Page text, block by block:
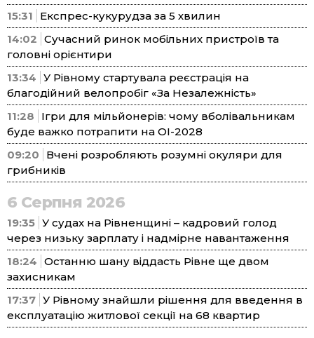
15:31
Експрес-кукурудза за 5 хвилин
14:02 Сучасний ринок мобільних пристроїв та
головні орієнтири
13:34 У Рівному стартувала реєстрація на
благодійний велопробіг «За Незалежність»
11:28
Ігри для мільйонерів: чому вболівальникам
буде важко потрапити на ОІ-2028
09:20
Вчені розробляють розумні окуляри для
грибників
6 Серпня 2026
19:35 У судах на Рівненщині – кадровий голод
через низьку зарплату і надмірне навантаження
18:24 Останню шану віддасть Рівне ще двом
захисникам
17:37 У Рівному знайшли рішення для введення в
експлуатацію житлової секції на 68 квартир